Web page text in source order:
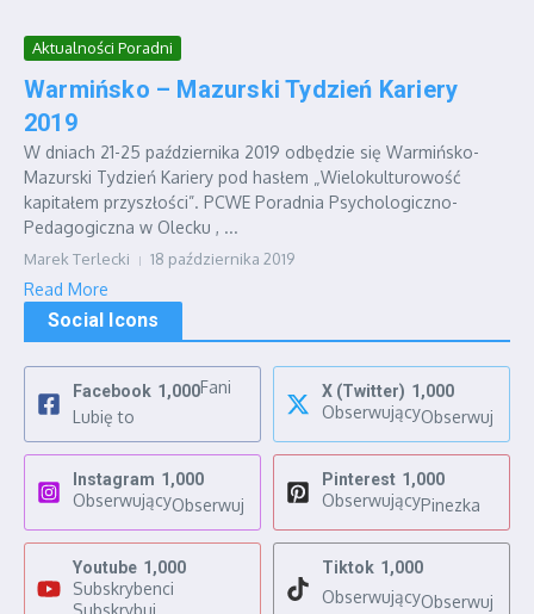
Aktualności Poradni
Warmińsko – Mazurski Tydzień Kariery
2019
W dniach 21-25 października 2019 odbędzie się Warmińsko-
Mazurski Tydzień Kariery pod hasłem „Wielokulturowość
kapitałem przyszłości”. PCWE Poradnia Psychologiczno-
Pedagogiczna w Olecku , ...
Marek Terlecki 18 października 2019
Read More
Social Icons
Facebook 1,000Fani
Lubię to
X (Twitter) 1,000
ObserwującyObserwuj
Instagram 1,000
ObserwującyObserwuj
Pinterest 1,000
ObserwującyPinezka
Youtube 1,000
Subskrybenci
Subskrybuj
Tiktok 1,000
ObserwującyObserwuj